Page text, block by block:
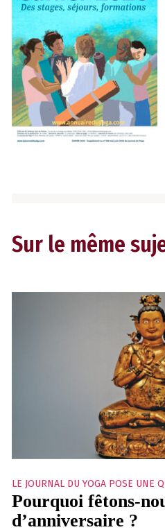
Sur le même
LE JOURNAL DU YOGA POSE UNE
Pourquoi fêtons-
d’anniversaire ?